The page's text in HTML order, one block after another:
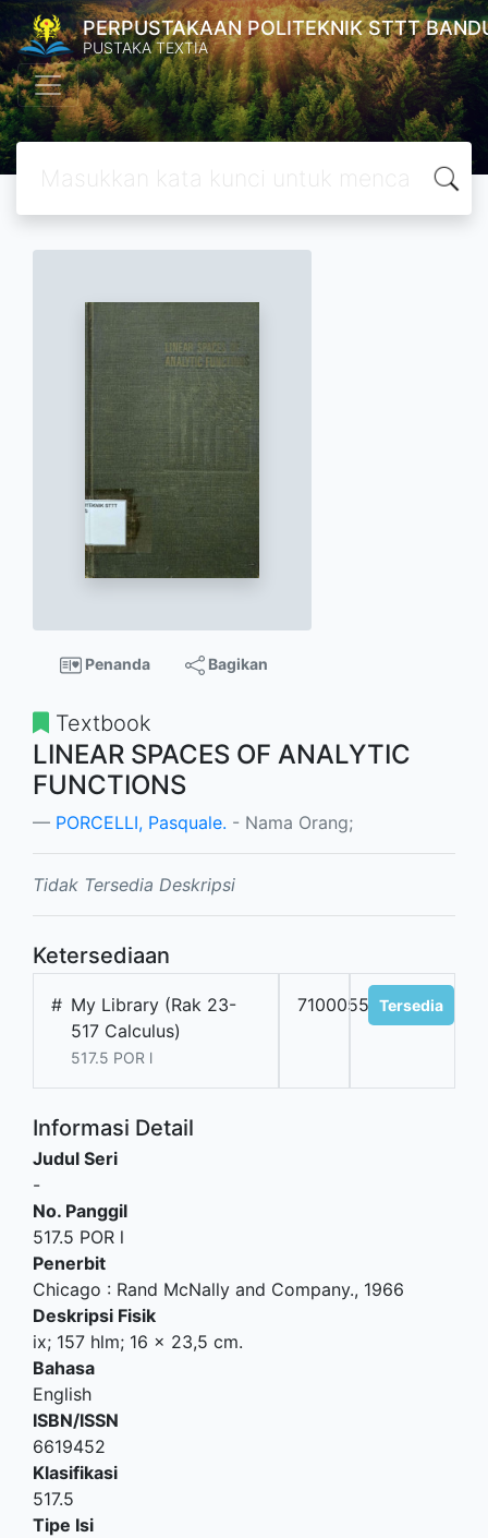
PERPUSTAKAAN POLITEKNIK STTT
PUSTAKA TEXTIA
Penanda Bagikan
Textbook
LINEAR SPACES OF ANALYTIC
FUNCTIONS
PORCELLI, Pasquale. - Nama Orang;
Tidak Tersedia Deskripsi
Ketersediaan
# My Library (Rak 23-
517 Calculus)
517.5 POR l
7100055201Tersedia
Informasi Detail
Judul Seri
-
No. Panggil
517.5 POR l
Penerbit
Chicago : Rand McNally and Company., 1966
Deskripsi Fisik
ix; 157 hlm; 16 x 23,5 cm.
Bahasa
English
ISBN/ISSN
6619452
Klasifikasi
517.5
Tipe Isi